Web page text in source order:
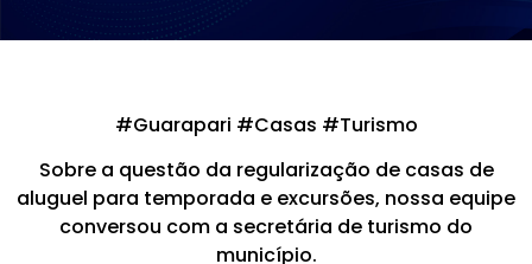
#Guarapari #Casas #Turismo
Sobre a questão da regularização de casas de
aluguel para temporada e excursões, nossa equipe
conversou com a secretária de turismo do
município.